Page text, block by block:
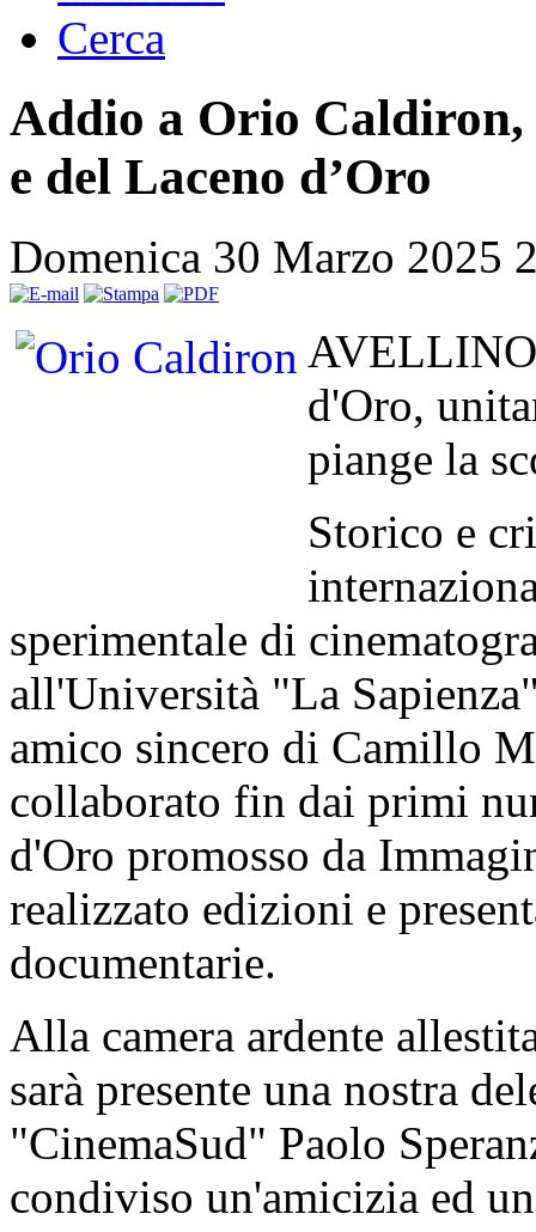
Cerca
Addio a Orio
e del Laceno d’Oro
Domenica 30 Marzo 2025
d'Oro,
piange la
Storico e
sperimentale di
all'Università "La
amico sincero di Camillo
collaborato fin dai primi
d'Oro promosso da
realizzato edizioni e
documentarie.
Alla camera ardente
sarà presente una nostra
"CinemaSud" Paolo
condiviso un'amicizia ed